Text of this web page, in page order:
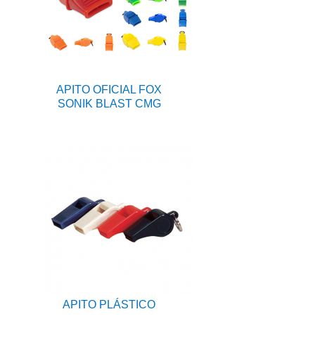
APITO OFICIAL FOX
SONIK BLAST CMG
APITO PLÁSTICO